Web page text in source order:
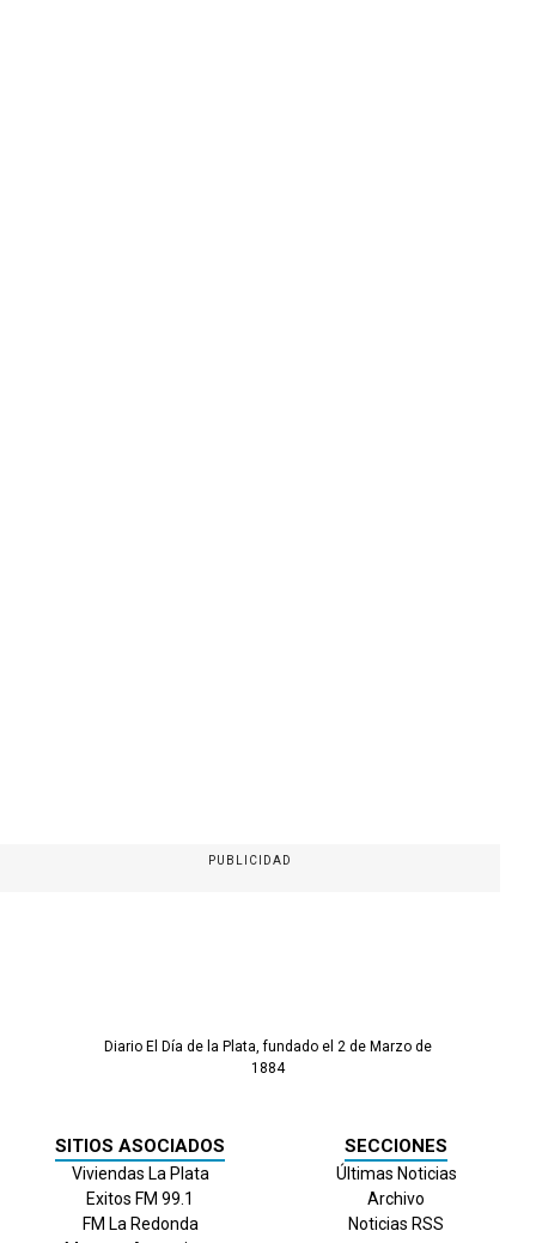
PUBLICIDAD
Diario El Día de la Plata, fundado el 2 de Marzo de
1884
SITIOS ASOCIADOS
Viviendas La Plata
Exitos FM 99.1
FM La Redonda
SECCIONES
Últimas Noticias
Archivo
Noticias RSS